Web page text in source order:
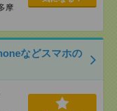
摩
などスマホの